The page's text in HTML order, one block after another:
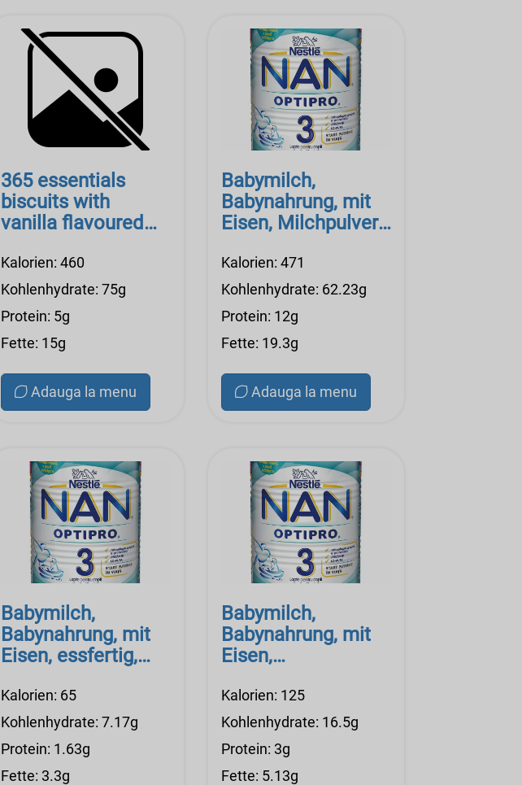
365 essentials
biscuits with
vanilla flavoured
Kalorien: 460
Kohlenhydrate: 75g
Protein: 5g
Fette: 15g
Adauga la menu
Babymilch,
Babynahrung, mit
Eisen, Milchpulver,
2 Essentials
Kalorien: 471
Kohlenhydrate: 62.23g
Protein: 12g
Fette: 19.3g
Adauga la menu
Babymilch,
Babynahrung, mit
Eisen, essfertig,
Essentials Soy
Kalorien: 65
Kohlenhydrate: 7.17g
Protein: 1.63g
Fette: 3.3g
Babymilch,
Babynahrung, mit
Eisen,
Flüssigkeit, nicht
angepasst, Nestle
Good Start 2
Essentials
Kalorien: 125
Kohlenhydrate: 16.5g
Protein: 3g
Fette: 5.13g